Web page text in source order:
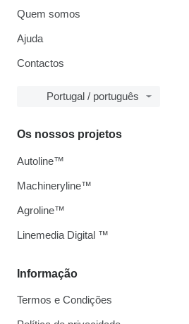
Quem somos
Ajuda
Contactos
Portugal / português
Informação
Termos e Condições
Os nossos projetos
Autoline™
Machineryline™
Agroline™
Linemedia Digital ™